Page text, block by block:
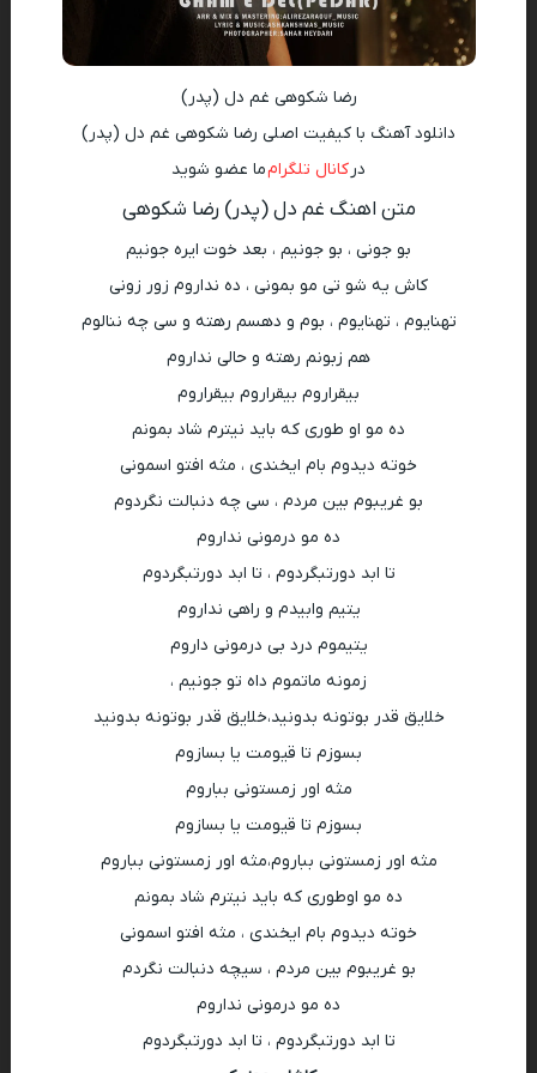
رضا شکوهی غم دل (پدر)
دانلود آهنگ با کیفیت اصلی رضا شکوهی غم دل (پدر)
در کانال تلگرامما عضو شوید
متن اهنگ غم دل (پدر) رضا شکوهی
بو جونی ، بو جونیم ، بعد خوت ایره جونیم
کاش یه شو تی مو بمونی ، ده نداروم زور زونی
تهنایوم ، تهنایوم ، بوم و دهسم رهته و سی چه ننالوم
هم زبونم رهته و حالی نداروم
بیقراروم بیقراروم بیقراروم
ده مو او طوری که باید نیترم شاد بمونم
خوته دیدوم بام ایخندی ، مثه افتو اسمونی
بو غریبوم بین مردم ، سی چه دنبالت نگردوم
ده مو درمونی نداروم
تا ابد دورتبگردوم ، تا ابد دورتبگردوم
یتیم وابیدم و راهی نداروم
یتیموم درد بی درمونی داروم
زمونه ماتموم داه تو جونیم ،
خلایق قدر بوتونه بدونید،خلایق قدر بوتونه بدونید
بسوزم تا قیومت یا بسازوم
مثه اور زمستونی بباروم
بسوزم تا قیومت یا بسازوم
مثه اور زمستونی بباروم،مثه اور زمستونی بباروم
ده مو اوطوری که باید نیترم شاد بمونم
خوته دیدوم بام ایخندی ، مثه افتو اسمونی
بو غریبوم بین مردم ، سیچه دنبالت نگردم
ده مو درمونی نداروم
تا ابد دورتبگردوم ، تا ابد دورتبگردوم